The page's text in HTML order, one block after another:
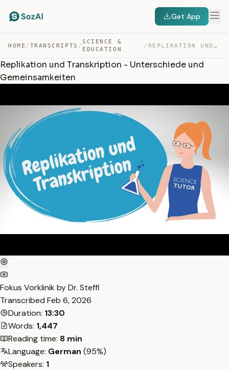
Get App
HOME / TRANSCRIPTS /
SCIENCE &
EDUCATION
/ REPLIKATION UND TRANSKRIPTION – UNTERSCHIEDE UND GEMEIN… — TRANSCRIPT
Replikation und Transkription - Unterschiede und
Gemeinsamkeiten
Fokus Vorklinik by Dr. Steffi
Transcribed Feb 6, 2026
Duration: 13:30
Words: 1,447
Reading time: 8 min
Language: German (95%)
Speakers: 1